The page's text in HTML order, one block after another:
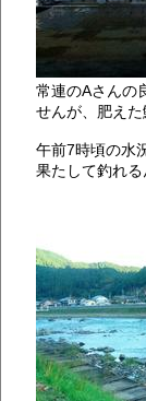
常連のAさんの
せんが、肥えた
午前7時頃の水
果たして釣れ